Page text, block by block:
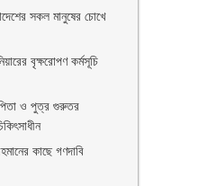
সকল মানুষের চোখে
বৃক্ষরোপণ কর্মসূচি
পিতা ও পুত্র গুরুতর
কাছে গণদাবি